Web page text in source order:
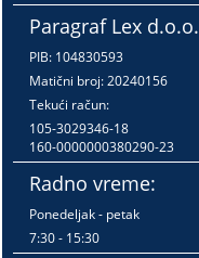
Paragraf Lex d.o.o.
PIB: 104830593
Matični broj: 20240156
Tekući račun:
105-3029346-18
160-0000000380290-23
Radno vreme:
Ponedeljak - petak
7:30 - 15:30